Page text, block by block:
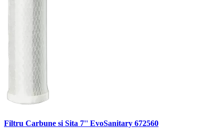
Filtru Carbune si Sita 7'' EvoSanitary 672560